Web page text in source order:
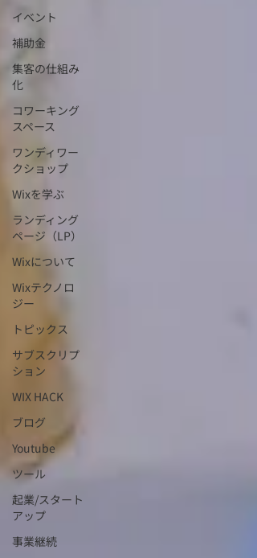
イベント
補助金
集客の仕組み
化
コワーキング
スペース
ワンディワー
クショップ
Wixを学ぶ
ランディング
ページ（LP）
Wixについて
Wixテクノロ
ジー
トピックス
サブスクリプ
ション
WIX HACK
ブログ
Youtube
ツール
起業/スタート
アップ
事業継続